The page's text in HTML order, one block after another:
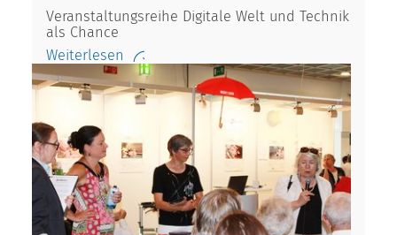
Veranstaltungsreihe Digitale Welt und Technik
als Chance
Weiterlesen